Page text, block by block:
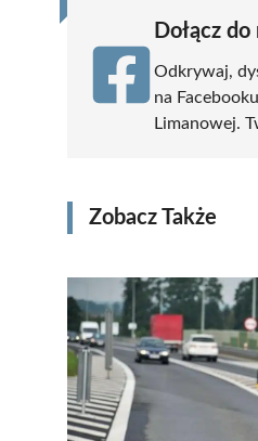
Dołącz
Odkrywaj,
na
Limanowej.
Zobacz Także